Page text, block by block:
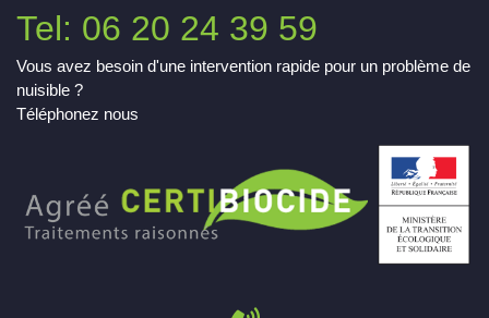
Tel: 06 20 24 39 59
Vous avez besoin d'une intervention rapide pour un problème de
nuisible ?
Téléphonez nous